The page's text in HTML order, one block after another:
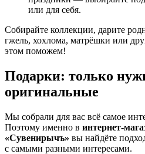
или для себя.
Собирайте коллекции, дарите
гжель, хохлома, матрёшки или
этом поможем!
Подарки: только
оригинальные
Мы собрали для вас всё самое
Поэтому именно в интернет-
«Сувенирычъ» вы найдёте
с самыми разными интересами.